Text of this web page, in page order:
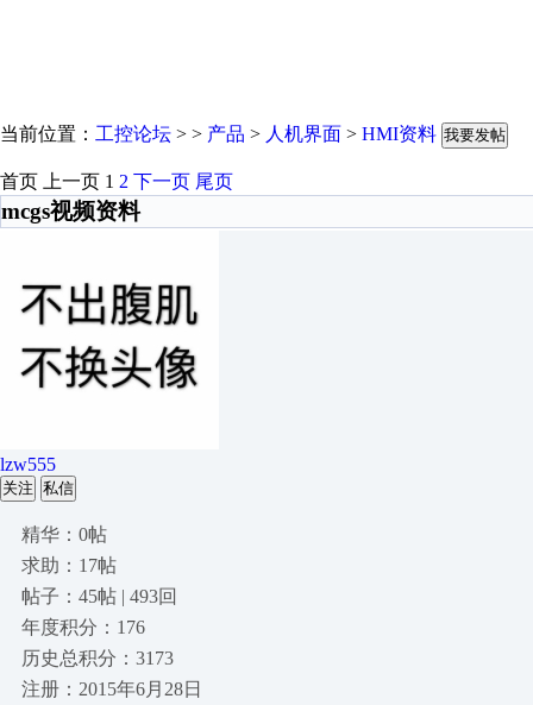
当前位置： 工控论坛 > > 产品 > 人机界面 > HMI资料 我要发帖
首页 上一页 1 2 下一页 尾页
mcgs视频资料
lzw555
关注 私信
精华：0帖
求助：17帖
帖子：45帖 | 493回
年度积分：176
历史总积分：3173
注册：2015年6月28日